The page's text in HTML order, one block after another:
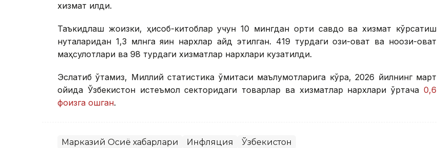
хизмат қилди.
Таъкидлаш жоизки, ҳисоб-китоблар учун 10 мингдан ортиқ савдо ва хизмат кўрсатиш
нуқталаридан 1,3 млнга яқин нархлар қайд этилган. 419 турдаги озиқ-овқат ва ноозиқ-овқат
маҳсулотлари ва 98 турдаги хизматлар нархлари кузатилди.
Эслатиб ўтамиз, Миллий статистика қўмитаси маълумотларига кўра, 2026 йилнинг март
ойида Ўзбекистон истеъмол секторидаги товарлар ва хизматлар нархлари ўртача 0,6
фоизга ошган.
Марказий Осиё хабарлари Инфляция Ўзбекистон